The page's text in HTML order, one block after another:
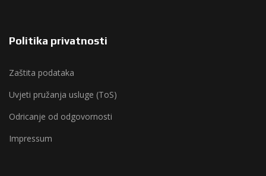
Politika privatnosti
Zaštita podataka
Uvjeti pružanja usluge (ToS)
Odricanje od odgovornosti
Impressum